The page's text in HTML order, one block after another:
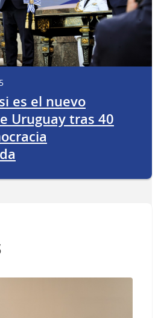
es el nuevo
Uruguay tras 40